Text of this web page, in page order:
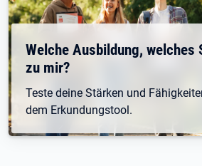
Welche Ausbildung, welches
zu mir?
Teste deine Stärken und
dem Erkundungstool.